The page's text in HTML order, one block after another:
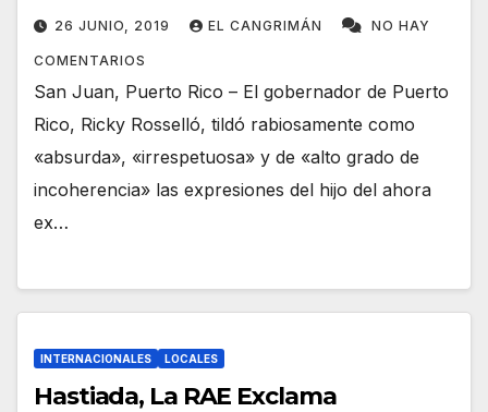
26 JUNIO, 2019 EL CANGRIMÁN NO HAY
COMENTARIOS
San Juan, Puerto Rico – El gobernador de Puerto
Rico, Ricky Rosselló, tildó rabiosamente como
«absurda», «irrespetuosa» y de «alto grado de
incoherencia» las expresiones del hijo del ahora
ex…
INTERNACIONALES LOCALES
Hastiada, La RAE Exclama